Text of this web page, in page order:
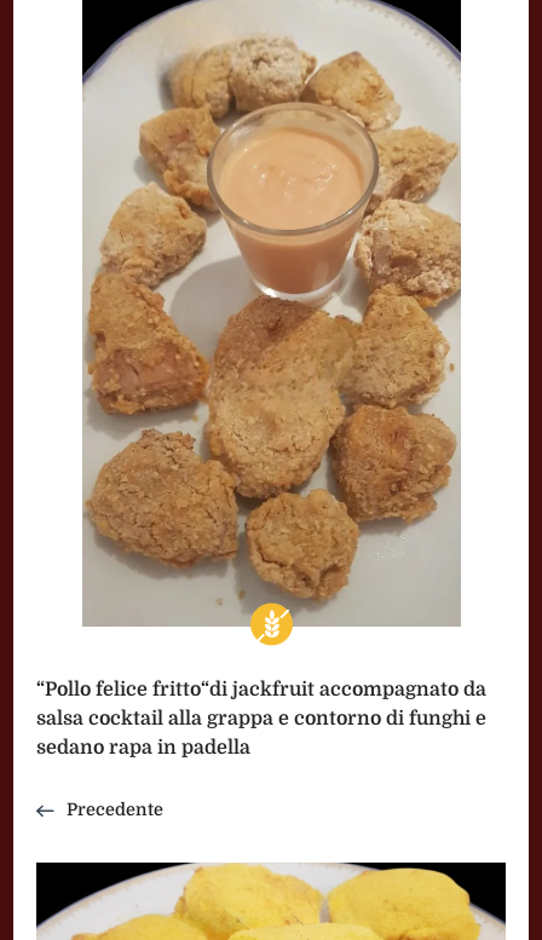
“Pollo felice fritto“di jackfruit accompagnato da
salsa cocktail alla grappa e contorno di funghi e
sedano rapa in padella
Precedente